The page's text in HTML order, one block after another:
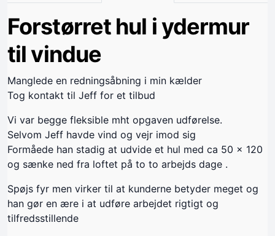
Forstørret hul i ydermur
til vindue
Manglede en redningsåbning i min kælder
Tog kontakt til Jeff for et tilbud
Vi var begge fleksible mht opgaven udførelse.
Selvom Jeff havde vind og vejr imod sig
Formåede han stadig at udvide et hul med ca 50 x 120
og sænke ned fra loftet på to to arbejds dage .
Spøjs fyr men virker til at kunderne betyder meget og
han gør en ære i at udføre arbejdet rigtigt og
tilfredsstillende